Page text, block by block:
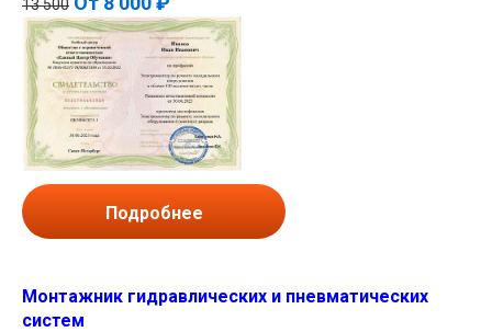
13 500
Подробнее
Монтажник гидравлических и пневматических
систем